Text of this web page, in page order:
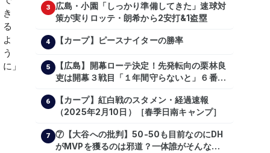
3
広島・小園「しっかり準備してきた」速球対
策が実りロッテ・朗希から2安打&1盗塁
4 【カープ】ピースナイターの勝率
5
【広島】開幕ローテ決定！先発転向の栗林良
吏は開幕３戦目「１年間守らないと」６番手
6
【カープ】紅白戦のスタメン・経過速報
（2025年2月10日）［春季日南キャンプ］
7
⑦【大谷への批判】50-50も目前なのにDH
がMVPを獲るのは邪道？一体誰がそんな事